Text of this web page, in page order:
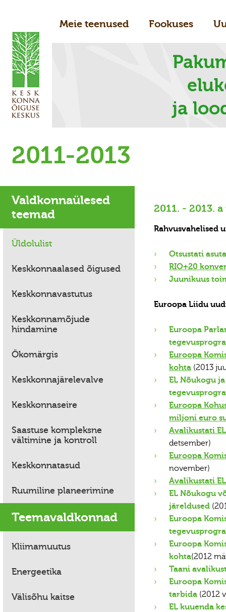
Meie teenused Fookuses
ja
2011-2013
Valdkonnaülesed
teemad
Üldolulist
Keskkonnaalased õigused
Keskkonnavastutus
Keskkonnamõjude
hindamine
Ökomärgis
Keskkonnajärelevalve
Keskkonnaseire
Saastuse kompleksne
vältimine ja kontroll
Keskkonnatasud
Ruumiline planeerimine
Teemavaldkonnad
Kliimamuutus
Energeetika
Välisõhu kaitse
2011. - 2013.
Rahvusvahelised
Otsustati
RIO+20
Juunikuus
Euroopa Liidu
Euroopa
Euroopa
kohta (2013
EL Nõukogu
Euroopa
miljoni euro
Avalikustati
detsember)
Euroopa
november)
Avalikustati
EL Nõukogu
järeldused
Euroopa
Euroopa
kohta(2012
Taani
Euroopa
tarbida (2012
EL kuuenda